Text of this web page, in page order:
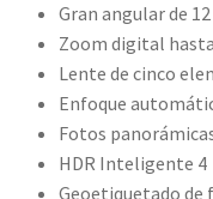
Gran angular de
Zoom digital
Lente de cinco
Enfoque
Fotos
HDR Inteligente 4
Geoetiquetado de